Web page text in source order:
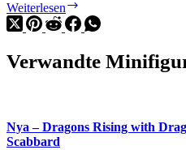
Weiterlesen
Mino-
Monster
Verwandte
Nya – Dragons Rising with
Scabbard